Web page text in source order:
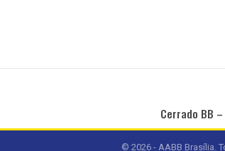
Cerrado BB
© 2026 - AABB Brasília.